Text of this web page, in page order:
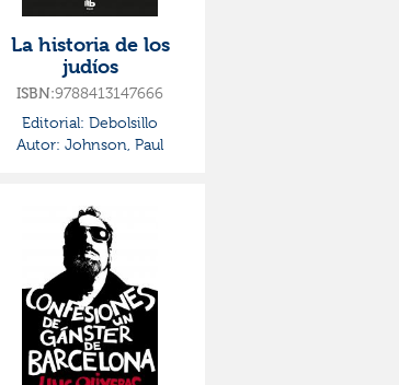
La historia de los
judíos
ISBN:9788413147666
Editorial: Debolsillo
Autor: Johnson, Paul